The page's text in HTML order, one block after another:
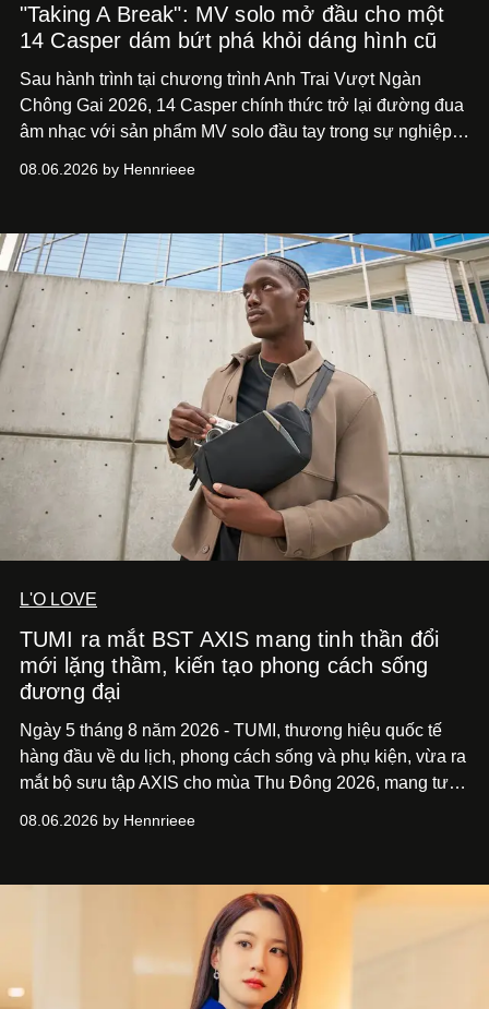
"Taking A Break": MV solo mở đầu cho một
14 Casper dám bứt phá khỏi dáng hình cũ
Sau hành trình tại chương trình Anh Trai Vượt Ngàn
Chông Gai 2026, 14 Casper chính thức trở lại đường đua
âm nhạc với sản phẩm MV solo đầu tay trong sự nghiệp -
bước chuyển mình của 14 Casper sau chương trình, mà
của nam nghệ sĩ khi lần đầu tiên anh trình làng một MV
solo được đầu tư toàn diện từ sáng tác, sản xuất, trình
diễn đến hình ảnh.
08.06.2026 by Hennrieee
L'O LOVE
TUMI ra mắt BST AXIS mang tinh thần đổi
mới lặng thầm, kiến tạo phong cách sống
đương đại
Ngày 5 tháng 8 năm 2026 - TUMI, thương hiệu quốc tế
hàng đầu về du lịch, phong cách sống và phụ kiện, vừa ra
mắt bộ sưu tập AXIS cho mùa Thu Đông 2026, mang tư
và phong cách sống hiện đại bằng thiết kế sắc nét, chuẩn
08.06.2026 by Hennrieee